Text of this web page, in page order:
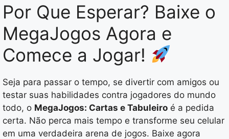
Por Que Esperar? Baixe o
MegaJogos Agora e
Comece a Jogar!
Seja para passar o tempo, se divertir com amigos ou
testar suas habilidades contra jogadores do mundo
todo, o MegaJogos: Cartas e Tabuleiro é a pedida
certa. Não perca mais tempo e transforme seu celular
em uma verdadeira arena de jogos. Baixe agora